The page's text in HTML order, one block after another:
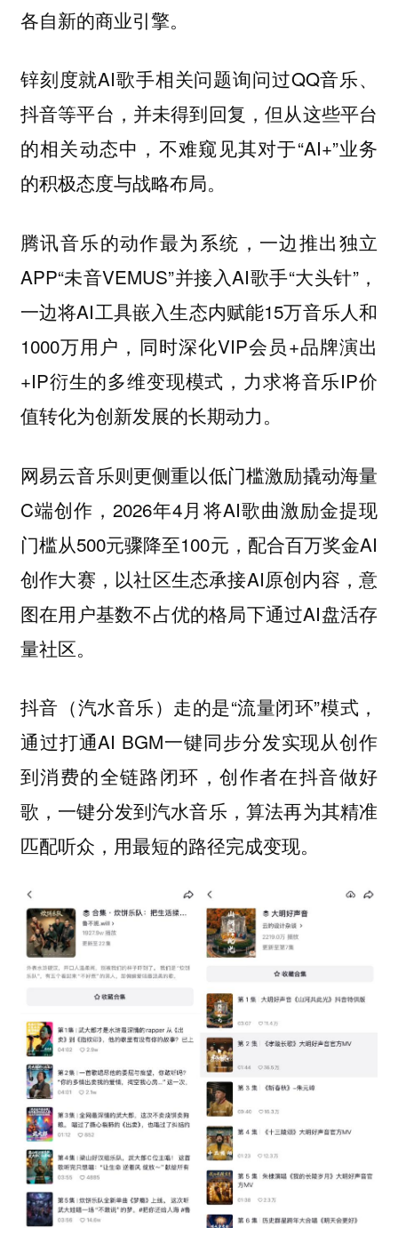
各自新的商业引擎。
锌刻度就AI歌手相关问题询问过QQ音乐、
抖音等平台，并未得到回复，但从这些平台
的相关动态中，不难窥见其对于“AI+”业务
的积极态度与战略布局。
腾讯音乐的动作最为系统，一边推出独立
APP“未音VEMUS”并接入AI歌手“大头针”，
一边将AI工具嵌入生态内赋能15万音乐人和
1000万用户，同时深化VIP会员+品牌演出
+IP衍生的多维变现模式，力求将音乐IP价
值转化为创新发展的长期动力。
网易云音乐则更侧重以低门槛激励撬动海量
C端创作，2026年4月将AI歌曲激励金提现
门槛从500元骤降至100元，配合百万奖金AI
创作大赛，以社区生态承接AI原创内容，意
图在用户基数不占优的格局下通过AI盘活存
量社区。
抖音（汽水音乐）走的是“流量闭环”模式，
通过打通AI BGM一键同步分发实现从创作
到消费的全链路闭环，创作者在抖音做好
歌，一键分发到汽水音乐，算法再为其精准
匹配听众，用最短的路径完成变现。